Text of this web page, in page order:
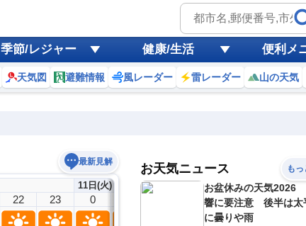
季節/レジャー 健康/生活 便利メ
天気図 避難情報 風レーダー 雷レーダー 山の天気
最新見解
22 23
11日(火)
0 3 4 5
お天気ニュース も
お盆休みの天気2026
響に要注意 後半は太
に曇りや雨